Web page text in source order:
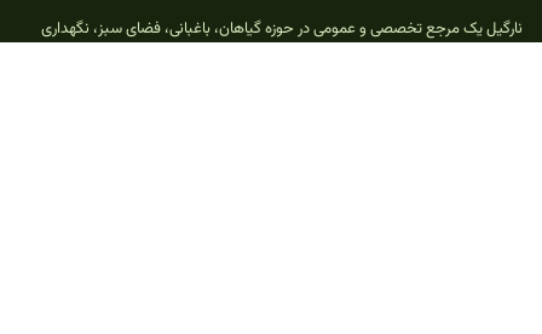
نارگیل یک مرجع تخصصی و عمومی در حوزه گیاهان، باغبانی، فضای سبز، نگهداری